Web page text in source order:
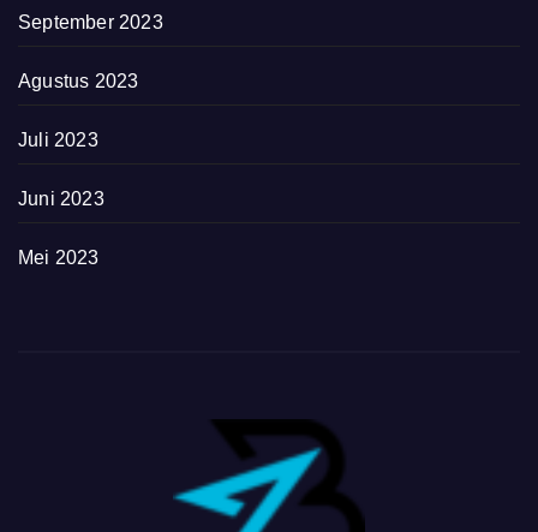
September 2023
Agustus 2023
Juli 2023
Juni 2023
Mei 2023